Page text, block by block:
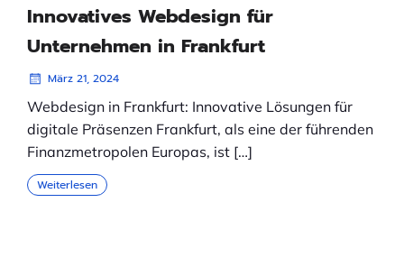
Innovatives Webdesign für
Unternehmen in Frankfurt
März 21, 2024
Webdesign in Frankfurt: Innovative Lösungen für
digitale Präsenzen Frankfurt, als eine der führenden
Finanzmetropolen Europas, ist […]
Weiterlesen